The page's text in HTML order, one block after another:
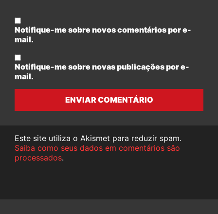
Notifique-me sobre novos comentários por e-
mail.
Notifique-me sobre novas publicações por e-
mail.
ENVIAR COMENTÁRIO
Este site utiliza o Akismet para reduzir spam.
Saiba como seus dados em comentários são
processados.